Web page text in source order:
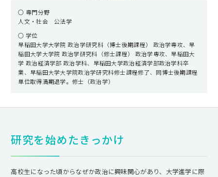
○ 専門分野
人文・社会 公法学
○ 学位
早稲田大学大学院 政治学研究科（博士後期課程） 政治学専攻、早
稲田大学大学院 政治学研究科（修士課程） 政治学専攻、早稲田大
学 政治経済学部 政治学科、早稲田大学政治経済学部政治学科卒
業、早稲田大学大学院政治学研究科修士課程修了、同博士後期課程
単位取得満期退学。修士（政治学）
研究を始めたきっかけ
高校生になった頃からなぜか政治に興味関心があり、大学進学に際